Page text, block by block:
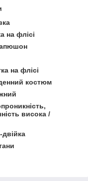
на флісі
на флісі
костюм
висока /